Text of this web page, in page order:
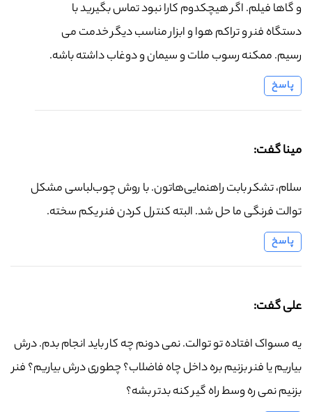
و گاها فیلم. اگر هیچکدوم کارا نبود تماس بگیرید با
دستگاه فنر و تراکم هوا و ابزار مناسب دیگر خدمت می
رسیم. ممکنه رسوب ملات و سیمان و دوغاب داشته باشه.
پاسخ
مینا گفت:
سلام، تشکر بابت راهنمایی‌هاتون. با روش چوب‌لباسی مشکل
توالت فرنگی ما حل شد. البته کنترل کردن فنر یکم سخته.
پاسخ
علی گفت:
یه مسواک افتاده تو توالت. نمی دونم چه کار باید انجام بدم. درش
بیاریم یا فنر بزنیم بره داخل چاه فاضلاب؟ چطوری درش بیاریم؟ فنر
بزنیم نمی ره وسط راه گیر کنه بدتر بشه؟